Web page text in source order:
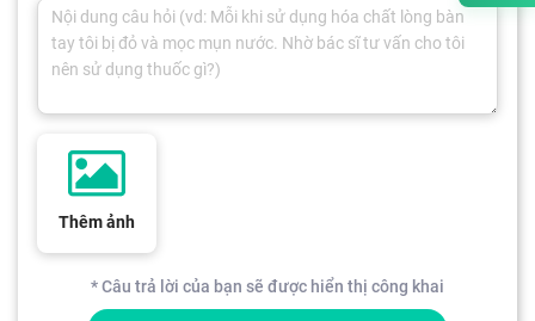
Thêm ảnh
* Câu trả lời của bạn sẽ được hiển thị công khai